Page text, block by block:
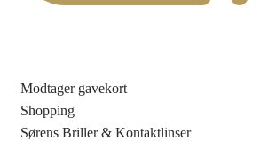
Modtager gavekort
Shopping
Sørens Briller & Kontaktlinser